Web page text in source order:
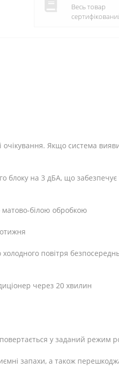
Весь товар
очікування. Якщо система
блоку на 3 дБA, що
білою обробкою
повітря
через 20 хвилин
у заданий режим
запахи, а також